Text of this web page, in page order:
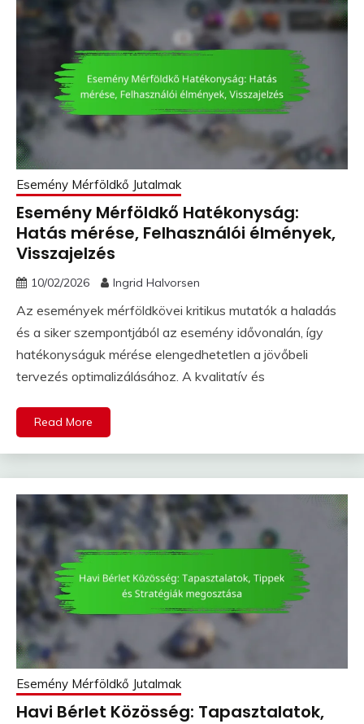
Esemény Mérföldkő Jutalmak
Esemény Mérföldkő Hatékonyság:
Hatás mérése, Felhasználói élmények,
Visszajelzés
10/02/2026 Ingrid Halvorsen
Az események mérföldkövei kritikus mutatók a haladás
és a siker szempontjából az esemény idővonalán, így
hatékonyságuk mérése elengedhetetlen a jövőbeli
tervezés optimalizálásához. A kvalitatív és
Read More
Esemény Mérföldkő Jutalmak
Havi Bérlet Közösség: Tapasztalatok,